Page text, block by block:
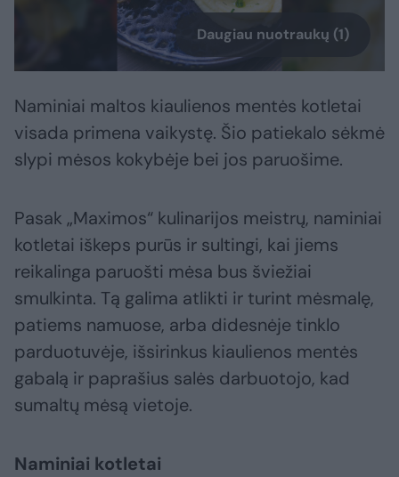
Daugiau nuotraukų (1)
Naminiai maltos kiaulienos mentės kotletai
visada primena vaikystę. Šio patiekalo sėkmė
slypi mėsos kokybėje bei jos paruošime.
Pasak „Maximos“ kulinarijos meistrų, naminiai
kotletai iškeps purūs ir sultingi, kai jiems
reikalinga paruošti mėsa bus šviežiai
smulkinta. Tą galima atlikti ir turint mėsmalę,
patiems namuose, arba didesnėje tinklo
parduotuvėje, išsirinkus kiaulienos mentės
gabalą ir paprašius salės darbuotojo, kad
sumaltų mėsą vietoje.
Naminiai kotletai